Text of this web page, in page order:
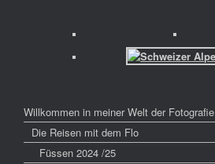
Willkommen in meiner Welt der Fotografie
Die Reisen mit dem Flo
Füssen 2024 /25